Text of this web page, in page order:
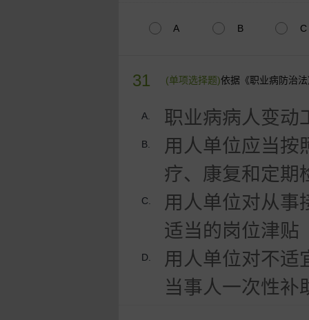
A B C
31 (单项选择题)依据《职业病防治
A. 职业病病人变动
B.
用人单位应当按
疗、康复和定期
C.
用人单位对从事
适当的岗位津贴
D.
用人单位对不适
当事人一次性补